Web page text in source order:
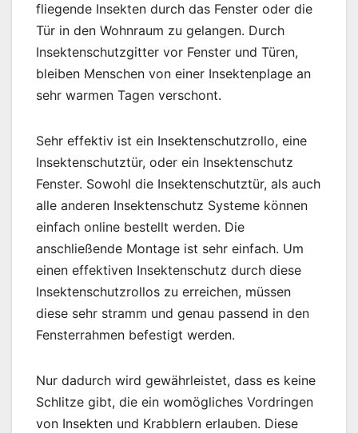
fliegende Insekten durch das Fenster oder die
Tür in den Wohnraum zu gelangen. Durch
Insektenschutzgitter vor Fenster und Türen,
bleiben Menschen von einer Insektenplage an
sehr warmen Tagen verschont.
Sehr effektiv ist ein Insektenschutzrollo, eine
Insektenschutztür, oder ein Insektenschutz
Fenster. Sowohl die Insektenschutztür, als auch
alle anderen Insektenschutz Systeme können
einfach online bestellt werden. Die
anschließende Montage ist sehr einfach. Um
einen effektiven Insektenschutz durch diese
Insektenschutzrollos zu erreichen, müssen
diese sehr stramm und genau passend in den
Fensterrahmen befestigt werden.
Nur dadurch wird gewährleistet, dass es keine
Schlitze gibt, die ein womögliches Vordringen
von Insekten und Krabblern erlauben. Diese